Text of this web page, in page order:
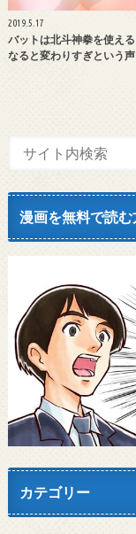
2019.5.17
バットは北斗神拳を使え
なると変わりすぎという
漫画を無料で読
カテゴリー